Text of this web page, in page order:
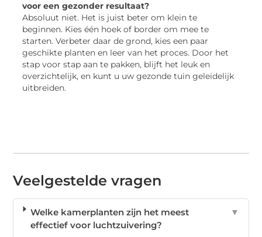
voor een gezonder resultaat?
Absoluut niet. Het is juist beter om klein te
beginnen. Kies één hoek of border om mee te
starten. Verbeter daar de grond, kies een paar
geschikte planten en leer van het proces. Door het
stap voor stap aan te pakken, blijft het leuk en
overzichtelijk, en kunt u uw gezonde tuin geleidelijk
uitbreiden.
Veelgestelde vragen
Welke kamerplanten zijn het meest
effectief voor luchtzuivering?
▼